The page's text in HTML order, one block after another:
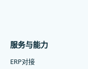
服务与能力
ERP对接